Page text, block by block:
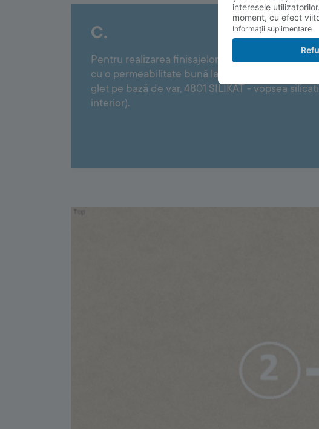
C.
Pentru realizarea finisajelor la interior se
cu o permeabilitate bună la vapori (4460 GLETTI
glet pe bază de var, 4801 SILIKAT - vopsea
interior).